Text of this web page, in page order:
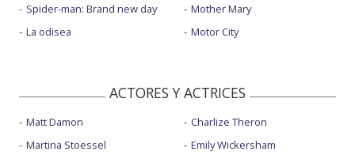
Spider-man: Brand new day
La odisea
Mother Mary
Motor City
ACTORES Y ACTRICES
Matt Damon
Martina Stoessel
Charlize Theron
Emily Wickersham